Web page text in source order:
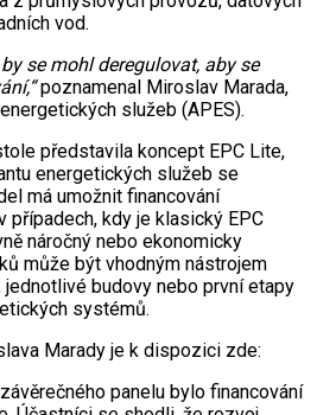
vod.
se mohl deregulovat, aby se
poznamenal Miroslav Marada,
služeb (APES).
představila koncept EPC Lite,
energetických služeb se
má umožnit financování
případech, kdy je klasický EPC
náročný nebo ekonomicky
může být vhodným nástrojem
budovy nebo první etapy
systémů.
Marady je k dispozici zde:
panelu bylo financování